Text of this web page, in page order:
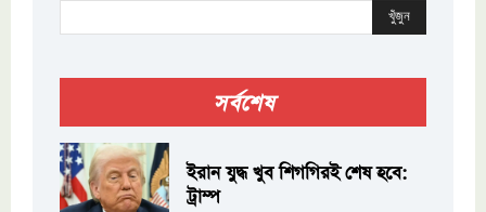
খুঁজুন
সর্বশেষ
ইরান যুদ্ধ খুব শিগগিরই শেষ হবে:
ট্রাম্প